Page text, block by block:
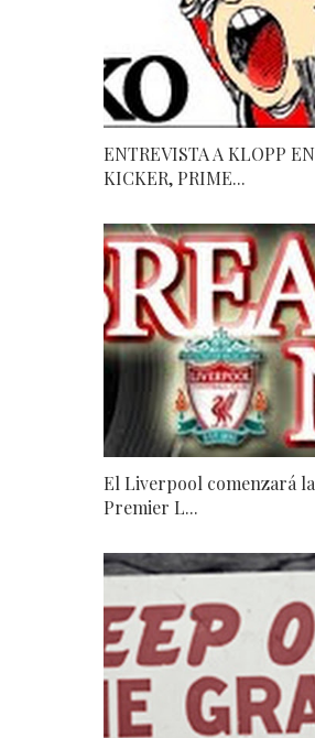
ENTREVISTA A KLOPP EN
KICKER, PRIME...
El Liverpool comenzará la
Premier L...